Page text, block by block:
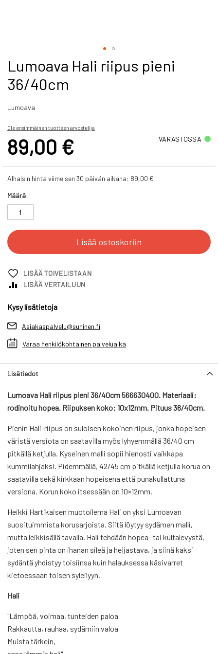
Skip
to
the
beginning
the
gallery
Lumoava Hali riipus pieni
36/40cm
Lumoava
Ole ensimmäinen tuotteen arvostelija
89,00 € VARASTOSSA
Alhaisin hinta viimeisen 30 päivän aikana: 89,00 €
Määrä
Lisää ostoskoriin
LISÄÄ TOIVELISTAAN
LISÄÄ VERTAILUUN
Kysy lisätietoja
Asiakaspalvelu@suninen.fi
Varaa henkilökohtainen palveluaika
Lisätiedot
Lumoava Hali riipus pieni 36/40cm 566630400. Materiaali:
rodinoitu hopea. Riipuksen koko: 10x12mm. Pituus 36/40cm.
Pienin Hali-riipus on suloisen kokoinen riipus, jonka hopeisen
väristä versiota on saatavilla myös lyhyemmällä 36/40 cm
pitkällä ketjulla. Kyseinen malli sopii hienosti vaikkapa
kummilahjaksi. Pidemmällä, 42/45 cm pitkällä ketjulla korua on
saatavilla sekä kirkkaan hopeisena että punakullattuna
versiona. Korun koko itsessään on 10×12mm.
Heikki Hartikaisen muotoilema Hali on yksi Lumoavan
suosituimmista korusarjoista. Siitä löytyy sydämen malli,
mutta leikkisällä tavalla. Hali tehdään hopea- tai kultalevystä,
joten sen pinta on ihanan sileä ja heijastava, ja siinä kaksi
sydäntä yhdistyy toisiinsa kuin halauksessa käsivarret
kietoessaan toisen syleilyyn.
Hali
"Lämpöä, voimaa, tunteiden paloa
Rakkautta, rauhaa, sydämiin valoa
Muista tärkein,